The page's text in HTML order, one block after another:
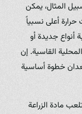
المثال، يمكن
أعلى نسبياً
أنواع جديدة أو
القاسية. إن
خطوة أساسية
مادة الزراعة